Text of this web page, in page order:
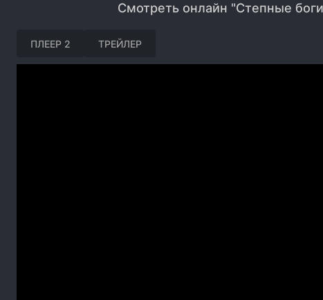
Смотреть онлайн "Степные
ПЛЕЕР 2 ТРЕЙЛЕР